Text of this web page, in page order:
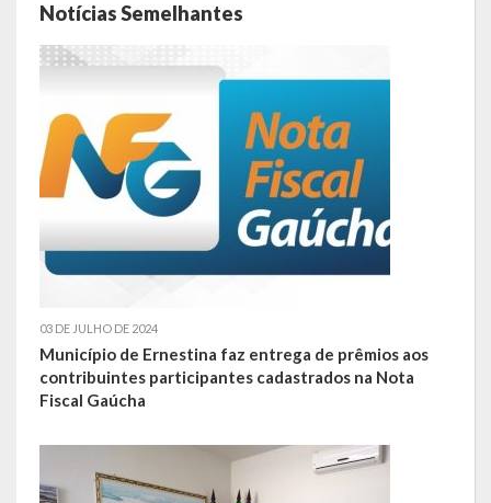
Publicações
Conselhos Municipais
Regulamentos
Editais
Concursos
LRF
RGF – Relatório de Gestão Fiscal
RREO – Relatório Resumido da Execução Orçamentária
Notícias Semelhantes
03 DE JULHO DE 2024
Município de Ernestina faz entrega de prêmios aos
contribuintes participantes cadastrados na Nota
Fiscal Gaúcha